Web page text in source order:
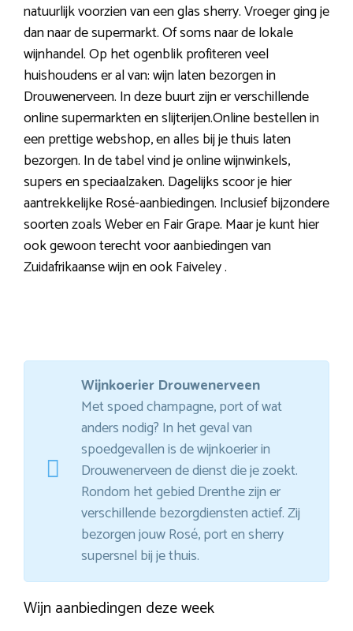
natuurlijk voorzien van een glas sherry. Vroeger ging je
dan naar de supermarkt. Of soms naar de lokale
wijnhandel. Op het ogenblik profiteren veel
huishoudens er al van: wijn laten bezorgen in
Drouwenerveen. In deze buurt zijn er verschillende
online supermarkten en slijterijen.Online bestellen in
een prettige webshop, en alles bij je thuis laten
bezorgen. In de tabel vind je online wijnwinkels,
supers en speciaalzaken. Dagelijks scoor je hier
aantrekkelijke Rosé-aanbiedingen. Inclusief bijzondere
soorten zoals Weber en Fair Grape. Maar je kunt hier
ook gewoon terecht voor aanbiedingen van
Zuidafrikaanse wijn en ook Faiveley .
Wijnkoerier Drouwenerveen
Met spoed champagne, port of wat
anders nodig? In het geval van
spoedgevallen is de wijnkoerier in
Drouwenerveen de dienst die je zoekt.
Rondom het gebied Drenthe zijn er
verschillende bezorgdiensten actief. Zij
bezorgen jouw Rosé, port en sherry
supersnel bij je thuis.
Wijn aanbiedingen deze week